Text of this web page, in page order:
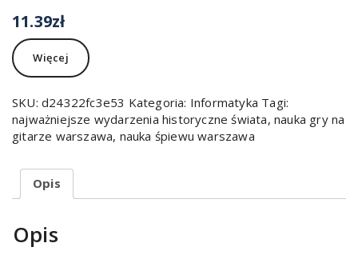
11.39zł
Więcej
SKU: d24322fc3e53 Kategoria: Informatyka Tagi:
najważniejsze wydarzenia historyczne świata,nauka gry na
gitarze warszawa, nauka śpiewu warszawa
Opis
Opis